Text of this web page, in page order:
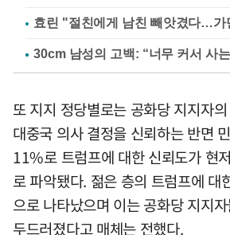
효린 "절친에게 남친 빼앗겼다…가
또 지지 정당별로는 공화당 지지자
대중국 의사 결정을 신뢰하는 반면
11%로 트럼프에 대한 신뢰도가 현
로 파악됐다. 젊은 층의 트럼프에 대
으로 나타났으며 이는 공화당 지지
두드러졌다고 매체는 전했다.